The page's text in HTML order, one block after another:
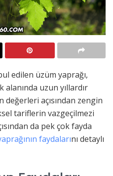
edilen üzüm yaprağı,
uzun yıllardır
açısından zengin
tariflerin vazgeçilmezi
da pek çok fayda
faydalarını detaylı